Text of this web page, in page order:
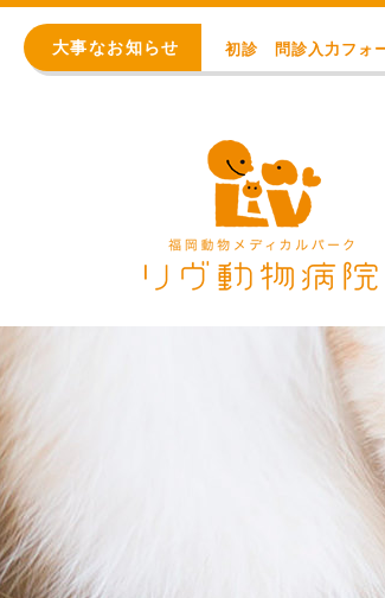
大事なお知らせ
初診 問診入力フォ
WEB予約始まりまし
※重要※ 価格改定の
初診 問診入力フォー
WEB予約始まりまし
※重要※ 価格改定の